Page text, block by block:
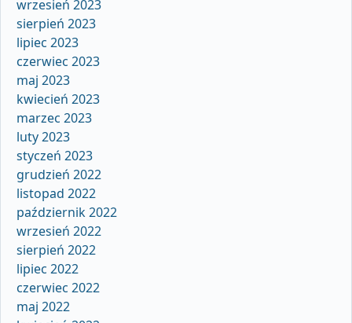
wrzesień 2023
sierpień 2023
lipiec 2023
czerwiec 2023
maj 2023
kwiecień 2023
marzec 2023
luty 2023
styczeń 2023
grudzień 2022
listopad 2022
październik 2022
wrzesień 2022
sierpień 2022
lipiec 2022
czerwiec 2022
maj 2022